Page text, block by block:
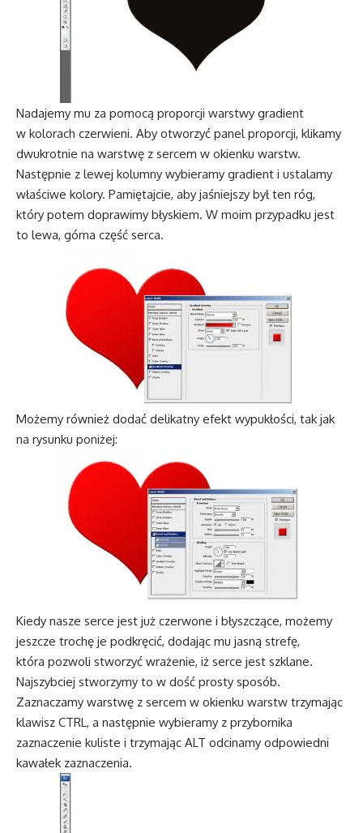
Nadajemy mu za pomocą proporcji warstwy gradient
w kolorach czerwieni. Aby otworzyć panel proporcji, klikamy
dwukrotnie na warstwę z sercem w okienku warstw.
Następnie z lewej kolumny wybieramy gradient i ustalamy
właściwe kolory. Pamiętajcie, aby jaśniejszy był ten róg,
który potem doprawimy błyskiem. W moim przypadku jest
to lewa, górna część serca.
Możemy również dodać delikatny efekt wypukłości, tak jak
na rysunku poniżej:
Kiedy nasze serce jest już czerwone i błyszczące, możemy
jeszcze trochę je podkręcić, dodając mu jasną strefę,
która pozwoli stworzyć wrażenie, iż serce jest szklane.
Najszybciej stworzymy to w dość prosty sposób.
Zaznaczamy warstwę z sercem w okienku warstw trzymając
klawisz CTRL, a następnie wybieramy z przybornika
zaznaczenie kuliste i trzymając ALT odcinamy odpowiedni
kawałek zaznaczenia.